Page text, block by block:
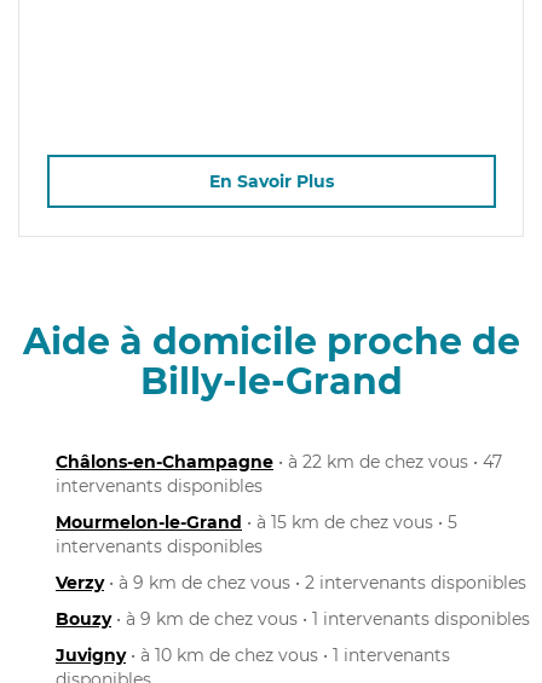
En Savoir Plus
Aide à domicile proche de
Billy-le-Grand
Châlons-en-Champagne • à 22 km de chez vous • 47
intervenants disponibles
Mourmelon-le-Grand • à 15 km de chez vous • 5
intervenants disponibles
Verzy• à 9 km de chez vous • 2 intervenants disponibles
Bouzy• à 9 km de chez vous • 1 intervenants disponibles
Juvigny• à 10 km de chez vous • 1 intervenants